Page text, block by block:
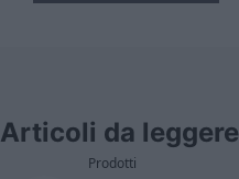
Articoli da leggere
Prodotti